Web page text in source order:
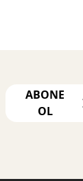
ABONE
OL